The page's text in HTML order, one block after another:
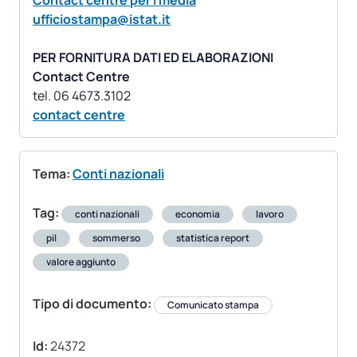
ufficiostampa@istat.it
PER FORNITURA DATI ED ELABORAZIONI
Contact Centre
contact centre
Tema:Conti nazionali
Tag: conti nazionali economia
lavoro
pil
sommerso
statistica report
valore aggiunto
Tipo di documento: Comunicato stampa
Id:24372